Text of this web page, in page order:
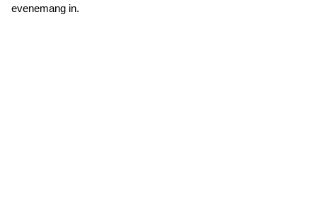
evenemang in.